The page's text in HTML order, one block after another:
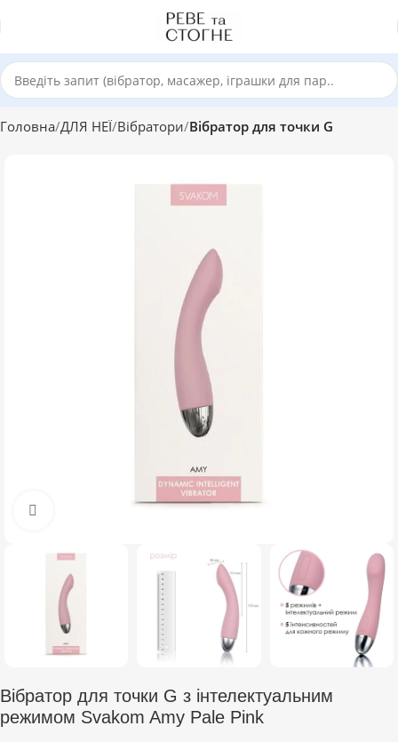
Головна ДЛЯ НЕЇ Вібратори Вібратор для точки G
Click to enlarge
Вібратор для точки G з інтелектуальним
режимом Svakom Amy Pale Pink